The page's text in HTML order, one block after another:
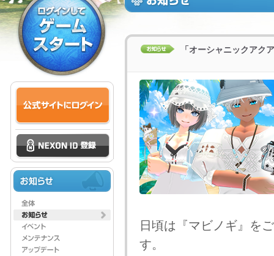
「オーシャニックアク
日頃は『マビノギ』を
す。